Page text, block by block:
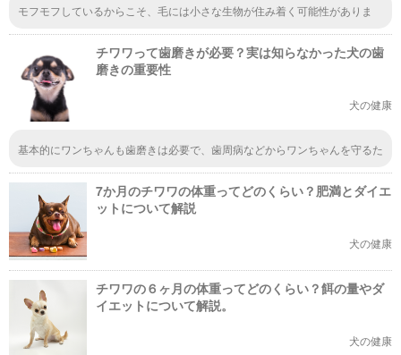
モフモフしているからこそ、毛には小さな生物が住み着く可能性がありま
らほんとに可哀想です。対策は早めにしておいて、愛犬が苦しむことのない
ようにしたいですね。チワワって歯磨きが必要？実は知らなかった犬の歯
磨きの重要性
犬の健康
基本的にワンちゃんも歯磨きは必要で、歯周病などからワンちゃんを守るた
す。また、臆病かつ、気が強いので、歯磨きに慣れるまでは暴れるかもしれ
ないので気をつけて。7か月のチワワの体重ってどのくらい？肥満とダイエ
ットについて解説
犬の健康
チワワの６ヶ月の体重ってどのくらい？餌の量やダ
イエットについて解説。
犬の健康